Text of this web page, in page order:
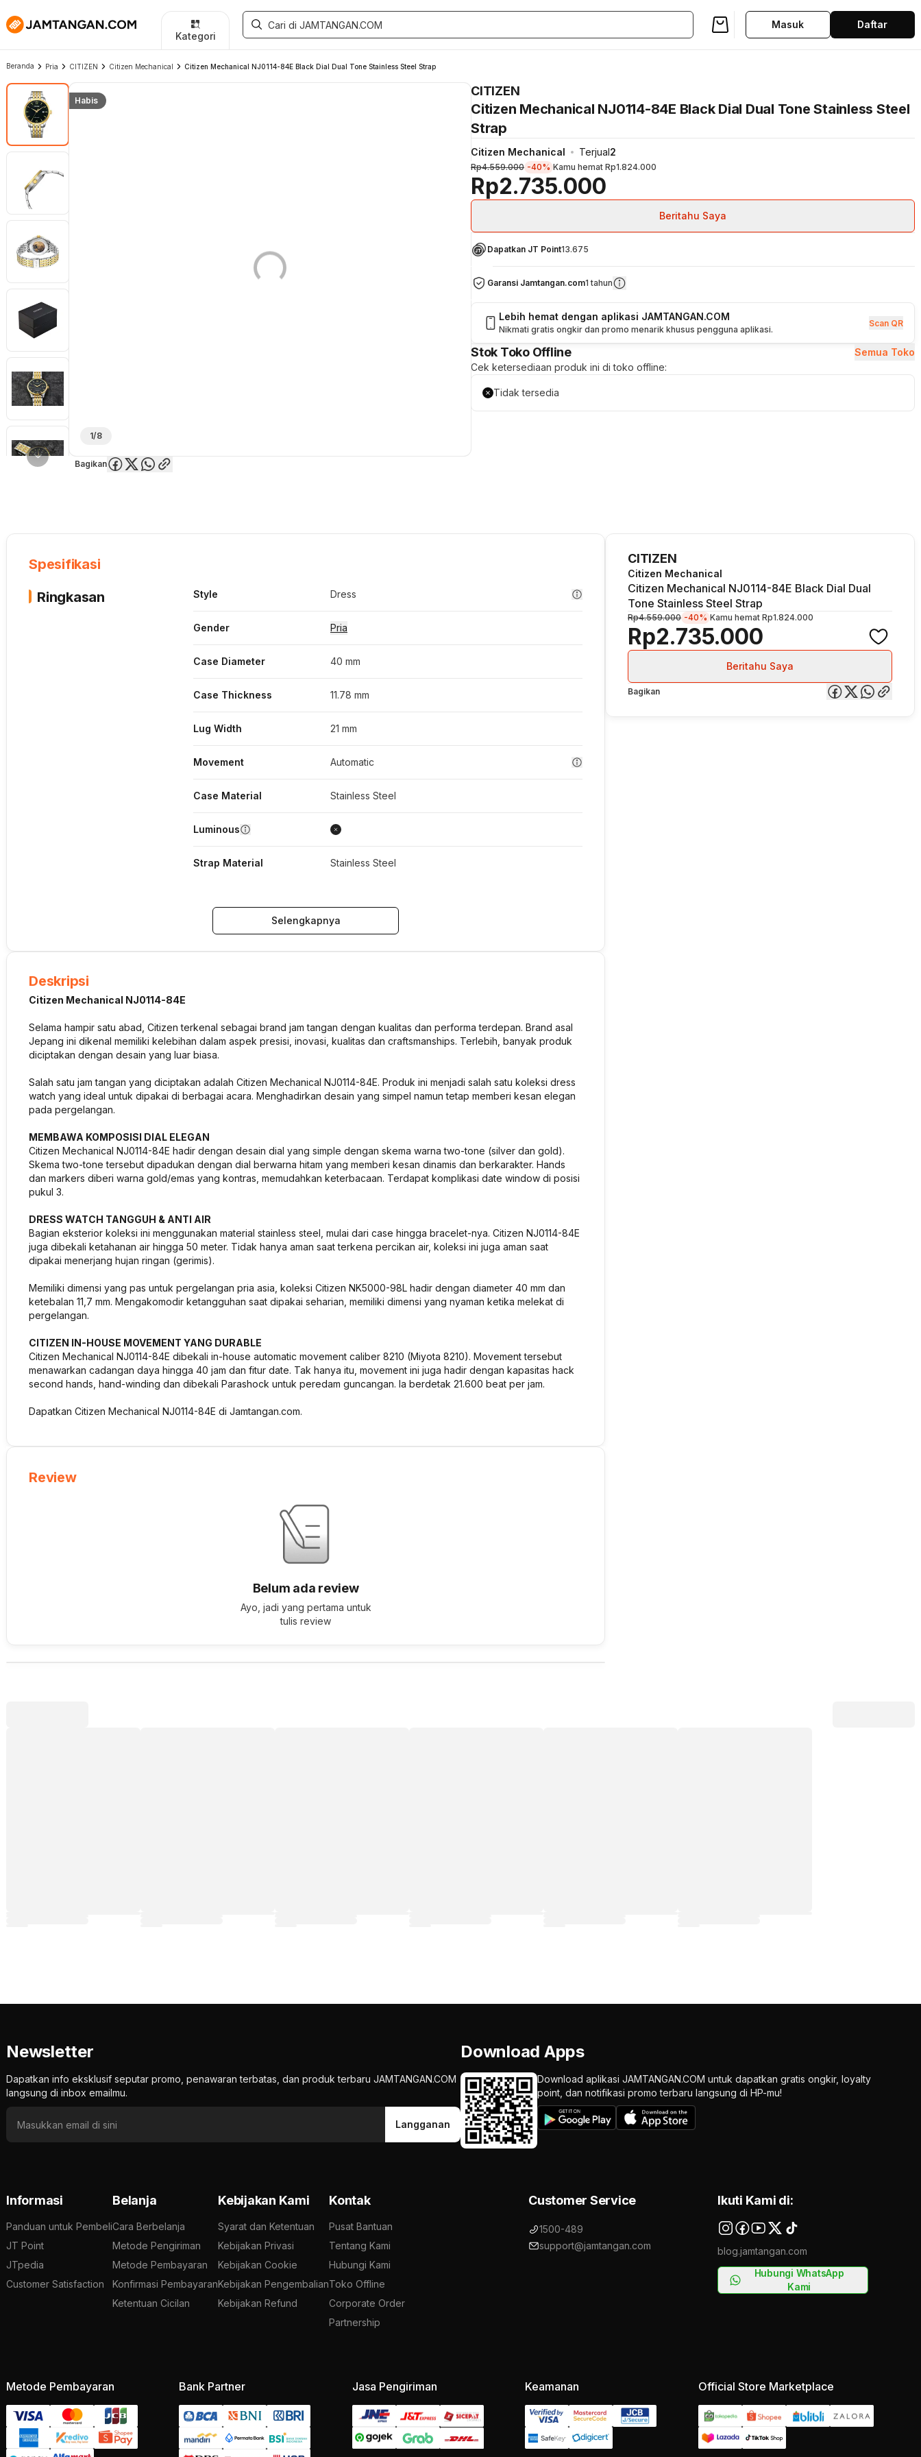
Newsletter
Dapatkan info eksklusif seputar promo, penawaran terbatas, dan produk terbaru JAMTANGAN.COM
langsung di inbox emailmu.
Langganan
Download Apps
Download aplikasi JAMTANGAN.COM untuk dapatkan gratis ongkir, loyalty
point, dan notifikasi promo terbaru langsung di HP-mu!
Informasi
Panduan untuk Pembeli
JT Point
JTpedia
Customer Satisfaction
Belanja
Cara Berbelanja
Metode Pengiriman
Metode Pembayaran
Konfirmasi Pembayaran
Ketentuan Cicilan
Kebijakan Kami
Syarat dan Ketentuan
Kebijakan Privasi
Kebijakan Cookie
Kebijakan Pengembalian
Kebijakan Refund
Kontak
Pusat Bantuan
Tentang Kami
Hubungi Kami
Toko Offline
Corporate Order
Partnership
Customer Service
1500-489
support@jamtangan.com
Ikuti Kami di:
blog.jamtangan.com
Hubungi WhatsApp
Kami
Metode Pembayaran Bank Partner Jasa Pengiriman Keamanan Official Store Marketplace
Kategori
Masuk Daftar
Beranda Pria CITIZEN Citizen Mechanical Citizen Mechanical NJ0114-84E Black Dial Dual Tone Stainless Steel Strap
Habis
1/8
Bagikan
CITIZEN
Citizen Mechanical NJ0114-84E Black Dial Dual Tone Stainless Steel
Strap
Citizen Mechanical Terjual2
Rp2.735.000
Rp4.559.000 -40% Kamu hemat Rp1.824.000
Beritahu Saya
Dapatkan JT Point13.675
Garansi Jamtangan.com1 tahun
Lebih hemat dengan aplikasi JAMTANGAN.COM
Nikmati gratis ongkir dan promo menarik khusus pengguna aplikasi.
Scan QR
Stok Toko Offline
Semua Toko
Cek ketersediaan produk ini di toko offline:
Tidak tersedia
Spesifikasi
Ringkasan
Style Dress
Gender Pria
Case Diameter 40 mm
Case Thickness 11.78 mm
Lug Width 21 mm
Movement Automatic
Case Material Stainless Steel
Luminous
Strap Material Stainless Steel
Selengkapnya
Deskripsi
Citizen Mechanical NJ0114-84E
Selama hampir satu abad, Citizen terkenal sebagai brand jam tangan dengan kualitas dan performa terdepan. Brand asal
Jepang ini dikenal memiliki kelebihan dalam aspek presisi, inovasi, kualitas dan craftsmanships. Terlebih, banyak produk
diciptakan dengan desain yang luar biasa.
Salah satu jam tangan yang diciptakan adalah Citizen Mechanical NJ0114-84E. Produk ini menjadi salah satu koleksi dress
watch yang ideal untuk dipakai di berbagai acara. Menghadirkan desain yang simpel namun tetap memberi kesan elegan
pada pergelangan.
MEMBAWA KOMPOSISI DIAL ELEGAN
Citizen Mechanical NJ0114-84E hadir dengan desain dial yang simple dengan skema warna two-tone (silver dan gold).
Skema two-tone tersebut dipadukan dengan dial berwarna hitam yang memberi kesan dinamis dan berkarakter. Hands
dan markers diberi warna gold/emas yang kontras, memudahkan keterbacaan. Terdapat komplikasi date window di posisi
pukul 3.
DRESS WATCH TANGGUH & ANTI AIR
Bagian eksterior koleksi ini menggunakan material stainless steel, mulai dari case hingga bracelet-nya. Citizen NJ0114-84E
juga dibekali ketahanan air hingga 50 meter. Tidak hanya aman saat terkena percikan air, koleksi ini juga aman saat
dipakai menerjang hujan ringan (gerimis).
Memiliki dimensi yang pas untuk pergelangan pria asia, koleksi Citizen NK5000-98L hadir dengan diameter 40 mm dan
ketebalan 11,7 mm. Mengakomodir ketangguhan saat dipakai seharian, memiliki dimensi yang nyaman ketika melekat di
pergelangan.
CITIZEN IN-HOUSE MOVEMENT YANG DURABLE
Citizen Mechanical NJ0114-84E dibekali in-house automatic movement caliber 8210 (Miyota 8210). Movement tersebut
menawarkan cadangan daya hingga 40 jam dan fitur date. Tak hanya itu, movement ini juga hadir dengan kapasitas hack
second hands, hand-winding dan dibekali Parashock untuk peredam guncangan. Ia berdetak 21.600 beat per jam.
Dapatkan Citizen Mechanical NJ0114-84E di Jamtangan.com.
Review
Belum ada review
Ayo, jadi yang pertama untuk
tulis review
CITIZEN
Citizen Mechanical
Citizen Mechanical NJ0114-84E Black Dial Dual
Tone Stainless Steel Strap
Rp2.735.000
Rp4.559.000 -40% Kamu hemat Rp1.824.000
Beritahu Saya
Bagikan